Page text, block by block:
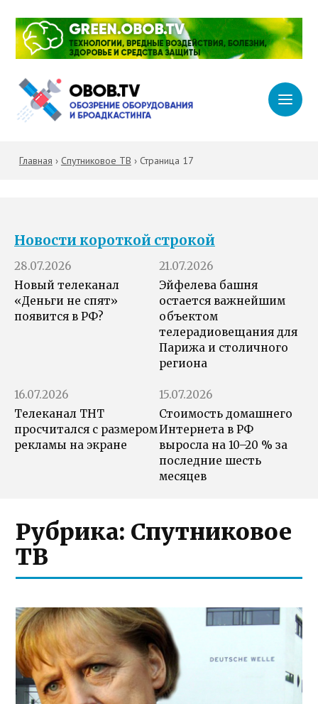
Главная › Спутниковое ТВ › Страница 17
Новости короткой строкой
28.07.2026
Новый телеканал
«Деньги не спят»
появится в РФ?
21.07.2026
Эйфелева башня
остается важнейшим
объектом
телерадиовещания для
Парижа и столичного
региона
16.07.2026
Телеканал ТНТ
просчитался с размером
рекламы на экране
15.07.2026
Стоимость домашнего
Интернета в РФ
выросла на 10–20 % за
последние шесть
месяцев
Рубрика: Спутниковое
ТВ